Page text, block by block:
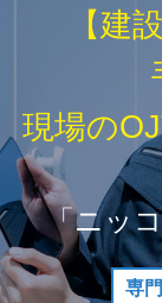
【建
現場の
「ニッ
専